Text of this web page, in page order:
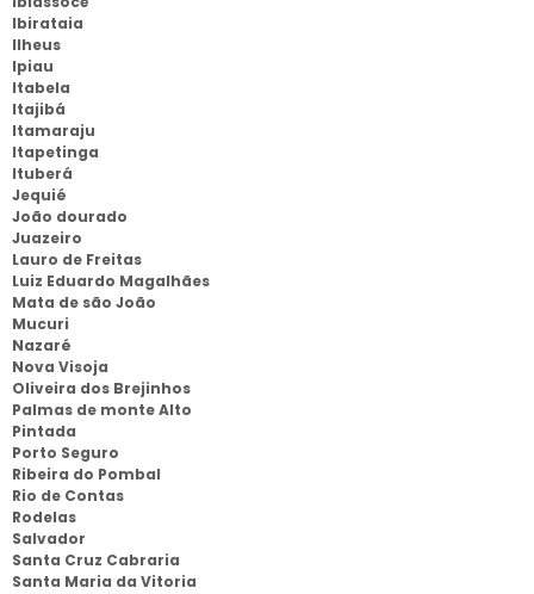
Ibirataia
Ilheus
Ipiau
Itabela
Itajibá
Itamaraju
Itapetinga
Ituberá
Jequié
João dourado
Juazeiro
Lauro de Freitas
Luiz Eduardo Magalhães
Mata de são João
Mucuri
Nazaré
Nova Visoja
Oliveira dos Brejinhos
Palmas de monte Alto
Pintada
Porto Seguro
Ribeira do Pombal
Rio de Contas
Rodelas
Salvador
Santa Cruz Cabraria
Santa Maria da Vitoria